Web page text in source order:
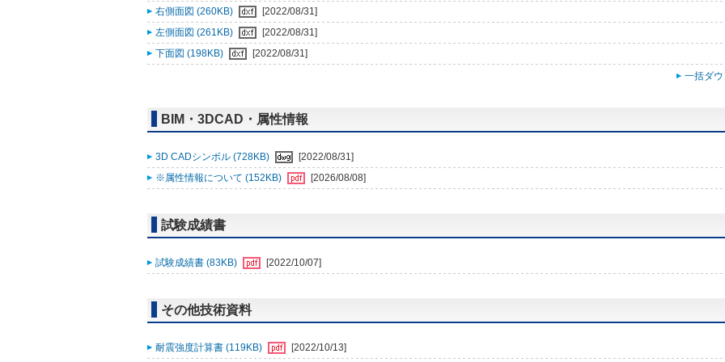
右側面図 (260KB)
[2022/08/31]
左側面図 (261KB)
[2022/08/31]
下面図 (198KB)
[2022/08/31]
一括ダ
BIM・3DCAD・属性情報
3D CADシンボル (728KB)
[2022/08/31]
※属性情報について (152KB)
[2026/08/08]
試験成績書
試験成績書 (83KB) [2022/10/07]
その他技術資料
耐震強度計算書 (119KB) [2022/10/13]